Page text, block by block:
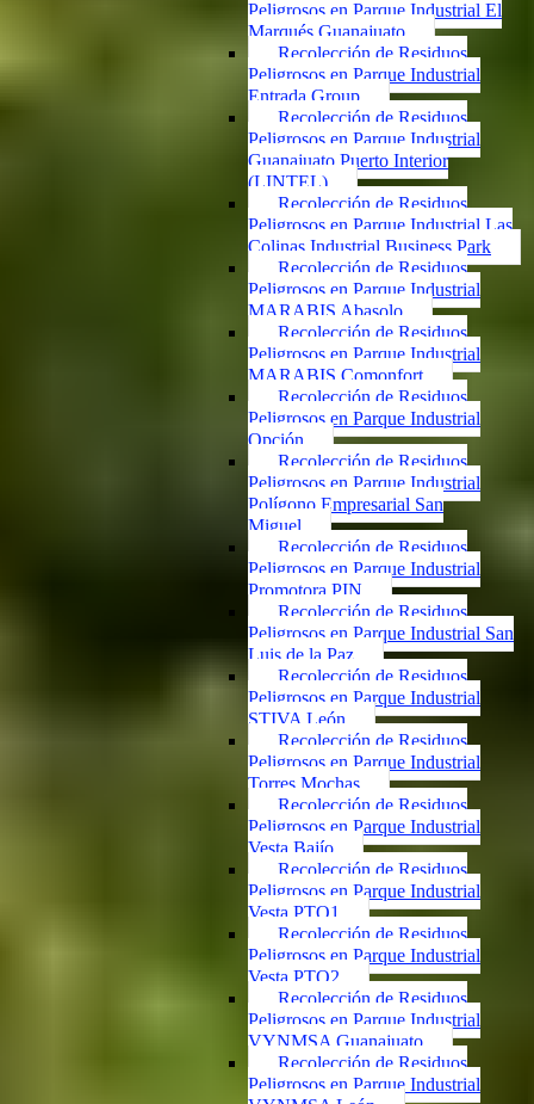
Peligrosos en Parque Industrial El
Marqués Guanajuato
Recolección de Residuos
Peligrosos en Parque Industrial
Entrada Group
Recolección de Residuos
Peligrosos en Parque Industrial
Guanajuato Puerto Interior
(LINTEL)
Recolección de Residuos
Peligrosos en Parque Industrial Las
Colinas Industrial Business Park
Recolección de Residuos
Peligrosos en Parque Industrial
MARABIS Abasolo
Recolección de Residuos
Peligrosos en Parque Industrial
MARABIS Comonfort
Recolección de Residuos
Peligrosos en Parque Industrial
Opción
Recolección de Residuos
Peligrosos en Parque Industrial
Polígono Empresarial San
Miguel
Recolección de Residuos
Peligrosos en Parque Industrial
Promotora PIN
Recolección de Residuos
Peligrosos en Parque Industrial San
Luis de la Paz
Recolección de Residuos
Peligrosos en Parque Industrial
STIVA León
Recolección de Residuos
Peligrosos en Parque Industrial
Torres Mochas
Recolección de Residuos
Peligrosos en Parque Industrial
Vesta Bajío
Recolección de Residuos
Peligrosos en Parque Industrial
Vesta PTO1
Recolección de Residuos
Peligrosos en Parque Industrial
Vesta PTO2
Recolección de Residuos
Peligrosos en Parque Industrial
VYNMSA Guanajuato
Recolección de Residuos
Peligrosos en Parque Industrial